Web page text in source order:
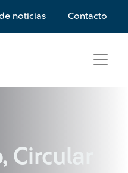
noticias Contacto